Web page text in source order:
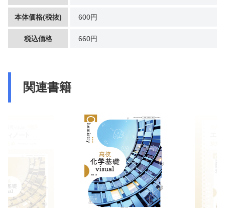
本体価格(税抜) 600円
税込価格 660円
関連書籍